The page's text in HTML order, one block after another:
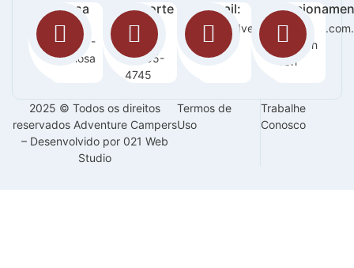
Nossa
loja:
Orla 14 -
Graciosa
Suporte
:
63
99255-
4745
E-mail:
Seg -
Sab / 8h
-18h
2025 © Todos os direitos
reservados Adventure Campers
– Desenvolvido por 021 Web
Studio
Termos de
Uso
Trabalhe
Conosco